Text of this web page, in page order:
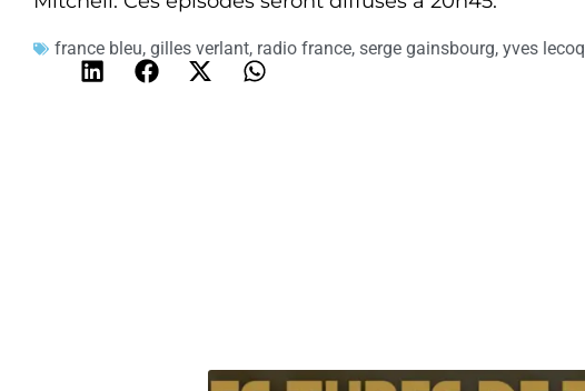
france bleu, gilles verlant, radio france, serge gainsbourg, yves lecoq